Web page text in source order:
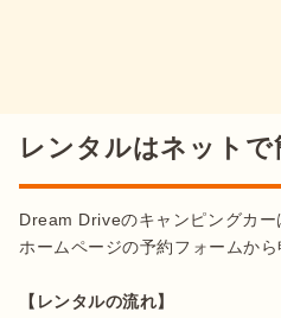
レンタルはネットで
Dream Driveのキャンピングカ
ホームページの予約フォームから
【レンタルの流れ】